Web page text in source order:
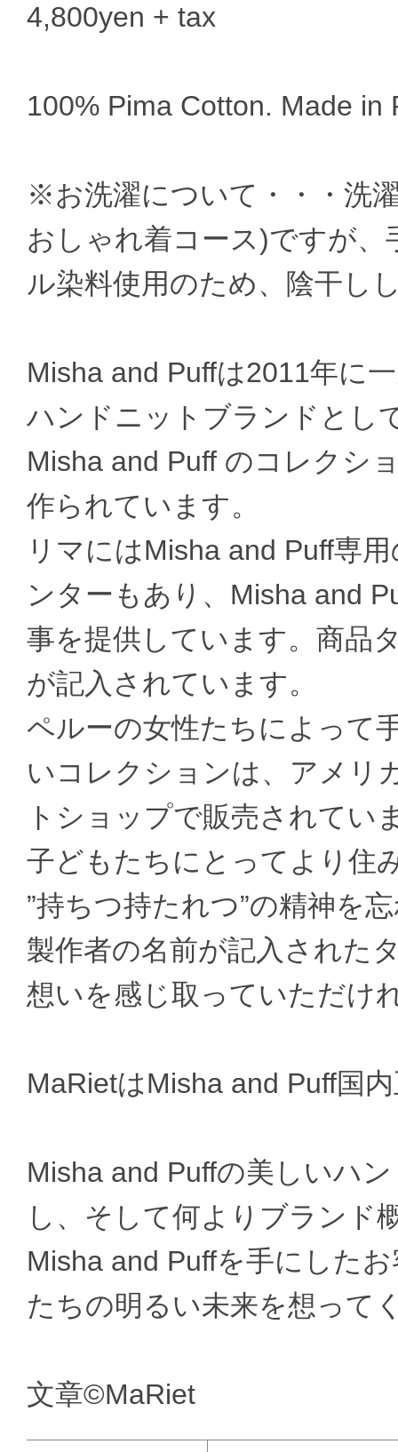
4,800yen + tax
100% Pima Cotton. Made in
※お洗濯について・・・洗
おしゃれ着コース)ですが
ル染料使用のため、陰干し
Misha and Puffは2011年に
ハンドニットブランドとし
Misha and Puff のコレクシ
作られています。
リマにはMisha and Puff専
ンターもあり、Misha and
事を提供しています。商品
が記入されています。
ペルーの女性たちによって
いコレクションは、アメリ
トショップで販売されてい
子どもたちにとってより住
”持ちつ持たれつ”の精神を
製作者の名前が記入された
想いを感じ取っていただけ
MaRietはMisha and Puff国
Misha and Puffの美しいハ
し、そして何よりブラン
Misha and Puffを手にした
たちの明るい未来を想って
文章©MaRiet